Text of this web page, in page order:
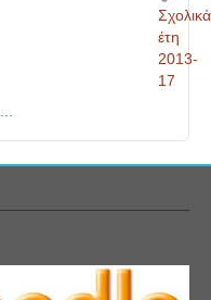
Σχολικά
έτη
2013-
17
...